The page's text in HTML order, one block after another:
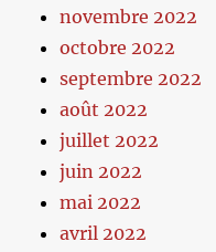
novembre 2022
octobre 2022
septembre 2022
août 2022
juillet 2022
juin 2022
mai 2022
avril 2022